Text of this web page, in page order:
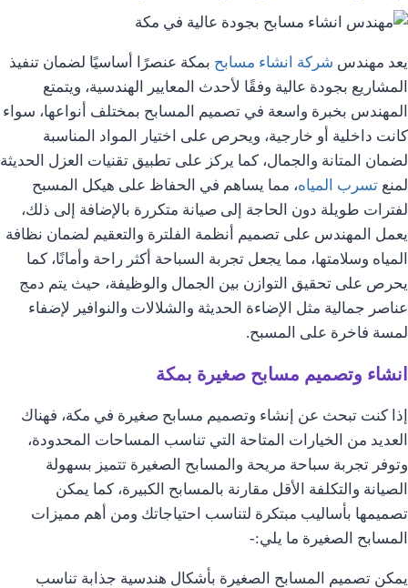
يعد مهندس شركة انشاء مسابح بمكة عنصرًا أساسيًا لضمان تنفيذ
المشاريع بجودة عالية وفقًا لأحدث المعايير الهندسية، ويتمتع
المهندس بخبرة واسعة في تصميم المسابح بمختلف أنواعها، سواء
كانت داخلية أو خارجية، ويحرص على اختيار المواد المناسبة
لضمان المتانة والجمال، كما يركز على تطبيق تقنيات العزل الحديثة
لمنع تسرب المياه، مما يساهم في الحفاظ على هيكل المسبح
لفترات طويلة دون الحاجة إلى صيانة متكررة بالإضافة إلى ذلك،
يعمل المهندس على تصميم أنظمة الفلترة والتعقيم لضمان نظافة
المياه وسلامتها، مما يجعل تجربة السباحة أكثر راحة وأمانًا، كما
يحرص على تحقيق التوازن بين الجمال والوظيفة، حيث يتم دمج
عناصر جمالية مثل الإضاءة الحديثة والشلالات والنوافير لإضفاء
لمسة فاخرة على المسبح.
انشاء وتصميم مسابح صغيرة بمكة
إذا كنت تبحث عن إنشاء وتصميم مسابح صغيرة في مكة، فهناك
العديد من الخيارات المتاحة التي تناسب المساحات المحدودة،
وتوفر تجربة سباحة مريحة والمسابح الصغيرة تتميز بسهولة
الصيانة والتكلفة الأقل مقارنة بالمسابح الكبيرة، كما يمكن
تصميمها بأساليب مبتكرة لتناسب احتياجاتك ومن أهم مميزات
المسابح الصغيرة ما يلي:-
يمكن تصميم المسابح الصغيرة بأشكال هندسية جذابة تناسب